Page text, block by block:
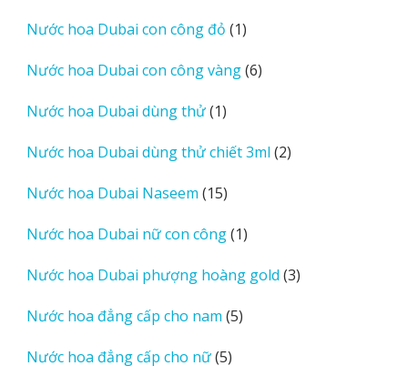
Nước hoa Dubai con công đỏ 11
phẩm
Nước hoa Dubai con công vàng 66
Nước hoa Dubai dùng thử 11
phẩm
Nước hoa Dubai dùng thử chiết 3ml 22
Nước hoa Dubai Naseem 1515
phẩm
Nước hoa Dubai nữ con công 11
phẩm
Nước hoa Dubai phượng hoàng gold 33
Nước hoa đẳng cấp cho nam 55
Nước hoa đẳng cấp cho nữ 55